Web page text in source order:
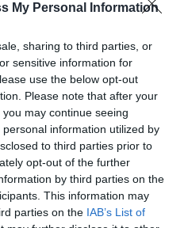
My Personal Information
sharing to third parties, or
sensitive information for
use the below opt-out
Please note that after your
may continue seeing
information utilized by
to third parties prior to
opt-out of the further
by third parties on the
This information may
parties on the IAB’s List of